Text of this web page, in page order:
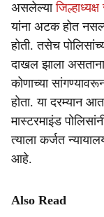
असलेल्या
यांना अटक होत
होती. तसेच
दाखल झाला
कोणाच्या
होता. या दरम्यान
मास्टरमाइंड
त्याला कर्जत
आहे.
Also Read